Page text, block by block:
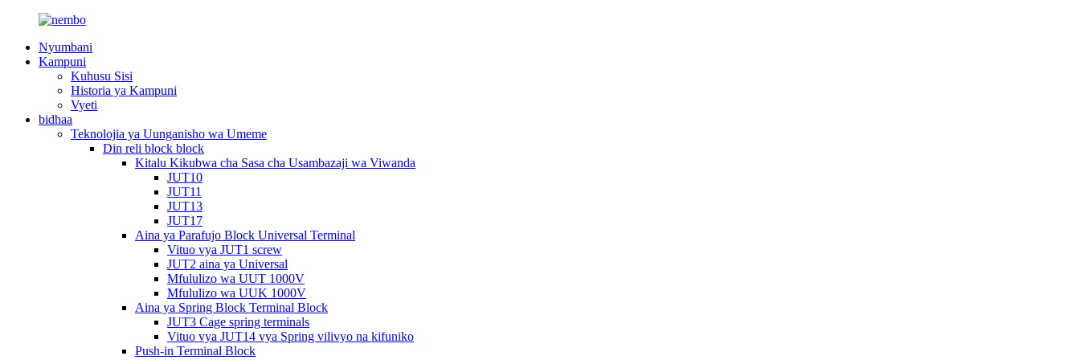
Nyumbani
Kampuni
Kuhusu Sisi
Historia ya Kampuni
Vyeti
bidhaa
Teknolojia ya Uunganisho wa Umeme
Din reli block block
Kitalu Kikubwa cha Sasa cha Usambazaji wa Viwanda
JUT10
JUT11
JUT13
JUT17
Aina ya Parafujo Block Universal Terminal
Vituo vya JUT1 screw
JUT2 aina ya Universal
Mfululizo wa UUT 1000V
Mfululizo wa UUK 1000V
Aina ya Spring Block Terminal Block
JUT3 Cage spring terminals
Vituo vya JUT14 vya Spring vilivyo na kifuniko
Push-in Terminal Block